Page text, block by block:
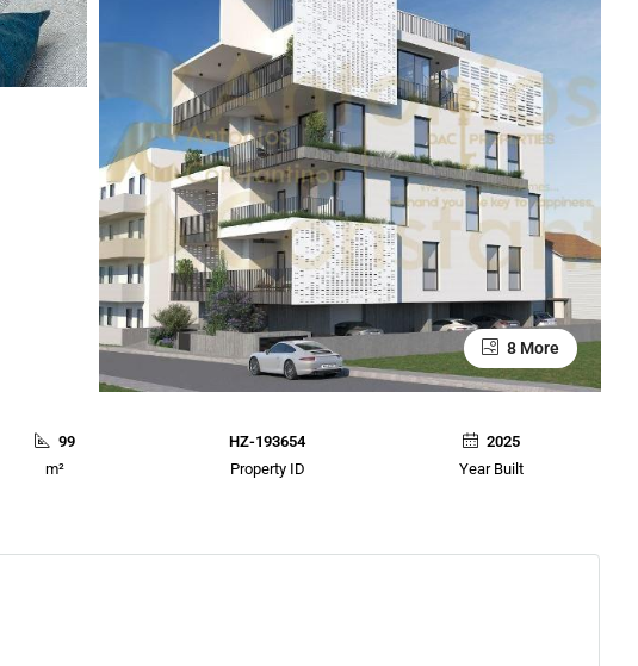
8 More
99
m²
HZ-193654
Property ID
2025
Year Built